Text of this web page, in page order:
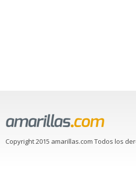
Copyright 2015 amarillas.com Todos los